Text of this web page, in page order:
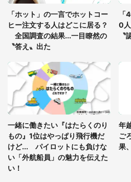
っ暗な道で遭難状態。
を求めると、住人の男
「ホット」の一言でホットコー
ヒー注文する人はどこに居る？
全国調査の結果...一目瞭然の
〝答え〟出た
0
〝
一緒に働きたい『はたらくのり
もの』1位はやっぱり飛行機だ
けど... パイロットにも負けな
い「外航船員」の魅力を伝えた
い！
年
ご
果